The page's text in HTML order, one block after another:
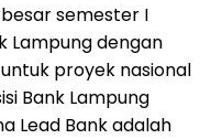
semester I
Lampung dengan
proyek nasional
Bank Lampung
Lead Bank adalah